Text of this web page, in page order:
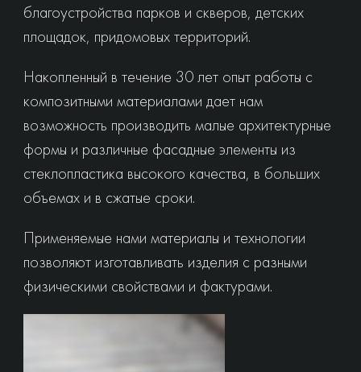
благоустройства парков и скверов, детских
площадок, придомовых территорий.
Накопленный в течение 30 лет опыт работы с
композитными материалами дает нам
возможность производить малые архитектурные
формы и различные фасадные элементы из
стеклопластика высокого качества, в больших
объемах и в сжатые сроки.
Применяемые нами материалы и технологии
позволяют изготавливать изделия с разными
физическими свойствами и фактурами.